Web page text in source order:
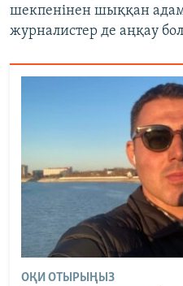
шекпенінен шыққан
журналистер де аңқау
ОҚИ ОТЫРЫҢЫЗ